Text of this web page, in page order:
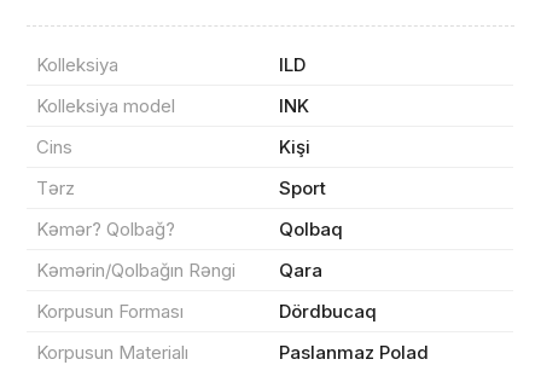
Kolleksiya
ILD
Kolleksiya model
INK
Cins
Kişi
Tərz
Sport
Kəmər? Qolbağ?
Qolbaq
Kəmərin/Qolbağın Rəngi
Qara
Korpusun Forması
Dördbucaq
Korpusun Materialı
Paslanmaz Polad
Məhsul(lar) səbətə əlavə edildi
Sifarişin detalları